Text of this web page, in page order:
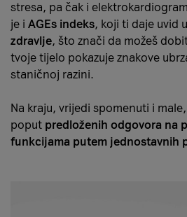
stresa, pa čak i
je i AGEs indeks, koji ti daje uvid u
zdravlje, što znači da možeš
tvoje tijelo pokazuje znakove
staničnoj razini.
Na kraju, vrijedi spomenuti i
poput predloženih odgovora na
funkcijama putem jednostavnih